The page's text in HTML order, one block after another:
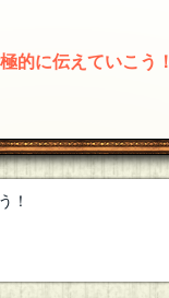
的に伝えていこう！
！